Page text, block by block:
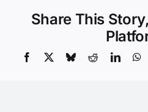
Share This
Facebook BlueskyReddit